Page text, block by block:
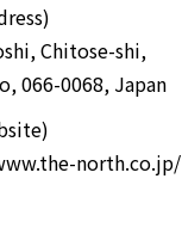
Chitose-shi,
066-0068, Japan
north.co.jp/